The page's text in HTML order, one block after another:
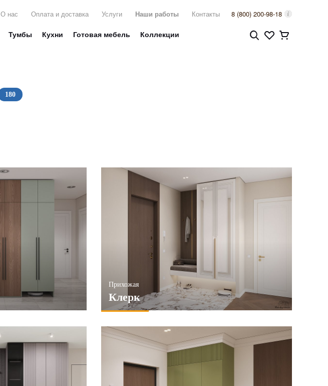
О нас Оплата и доставка Услуги Наши работы Контакты 8 (800) 200-98-18
Тумбы Кухни Готовая мебель Коллекции
Прихожая
Клерк